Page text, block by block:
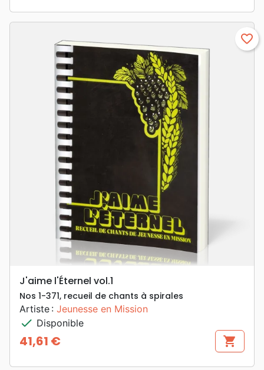
favorite_border
J'aime l'Éternel vol.1
Nos 1-371, recueil de chants à spirales
Artiste : Jeunesse en Mission
check Disponible
Prix
41,61 € shopping_cart